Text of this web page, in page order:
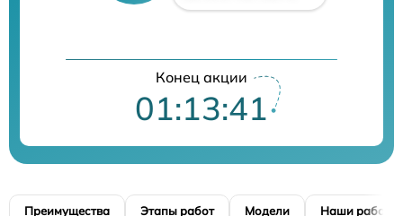
Конец акции
01:13:40
Преимущества Этапы работ Модели Наши работы